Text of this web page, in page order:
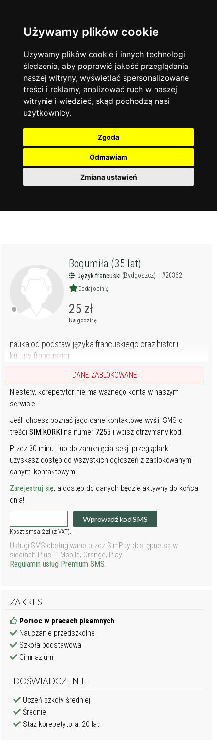
Używamy plików cookie
Używamy plików cookie i innych technologii
śledzenia, aby poprawić jakość przeglądania
naszej witryny, wyświetlać spersonalizowane
treści i reklamy, analizować ruch w naszej
witrynie i wiedzieć, skąd pochodzą nasi
użytkownicy.
Zgoda
Odmawiam
Zmiana ustawień
Język angielski 13744
Matematyka 12928
Chemia 4886
Język niemiecki 4307
Język polski 3426
Fizyka
Język francuski
Warszawa
Korepetycje
Online
14839
Kraków 7753
Wrocław
Łódź 3513
Gdańsk 2075
Bogumiła (35 lat)
Język francuski (Bydgoszcz) #20362
Dodaj opinię
25 zł
Na godzinę
nauka od podstaw języka francuskiego oraz historii i
kultury francuskiej.
DANE ZABLOKOWANE
Niestety, korepetytor nie ma ważnego konta w naszym
serwisie.
Jeśli chcesz poznać jego dane kontaktowe wyślij SMS o
treściSIM.KORKI na numer 7255 i wpisz otrzymany kod.
Przez 30 minut lub do zamknięcia sesji przeglądarki
uzyskasz dostęp do wszystkich ogłoszeń z zablokowanymi
danymi kontaktowymi.
Zarejestruj się, a dostęp do danych będzie aktywny do końca
dnia!
Wprowadź kod SMS
Koszt smsa 2 zł (z VAT).
Usługi SMS obsługiwane przez SimPay dostępne są w
sieciach Plus, T-Mobile, Orange, Play.
Regulamin usług Premium SMS.
ZAKRES
Pomoc w pracach pisemnych
Nauczanie przedszkolne
Szkoła podstawowa
Gimnazjum
DOŚWIADCZENIE
Uczeń szkoły średniej
Średnie
Staż korepetytora: 20 lat